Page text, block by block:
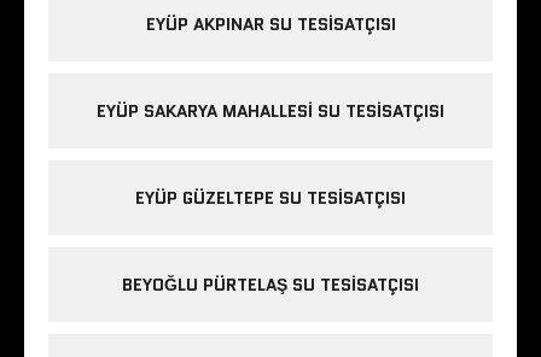
EYÜP AKPINAR SU TESISATÇISI
EYÜP SAKARYA MAHALLESI SU TESISATÇISI
EYÜP GÜZELTEPE SU TESISATÇISI
BEYOĞLU PÜRTELAŞ SU TESISATÇISI